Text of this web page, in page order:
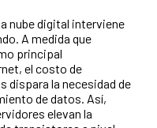
nube digital interviene
A medida que
principal
el costo de
dispara la necesidad de
de datos. Así,
elevan la